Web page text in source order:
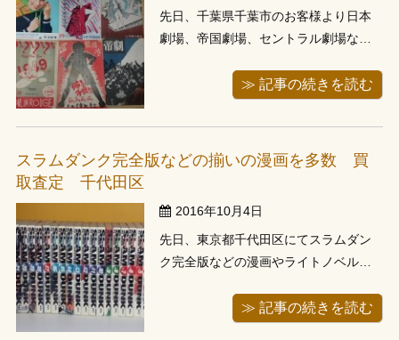
先日、千葉県千葉市のお客様より日本
劇場、帝国劇場、セントラル劇場など
配買取でお譲り頂きました。 先日、お
フレットについてのお問い合わせを頂
きました。 何でも、ご祖父様のファイ
ルが２冊出てきて、中身を確認してみ
≫ 記事の続きを読む
スラムダンク完全版などの揃いの漫画を多数 買
取査定 千代田区
2016年10月4日
先日、東京都千代田区にてスラムダン
ク完全版などの漫画やライトノベルな
田の古書店が有名で、私も毎週神田の
≫ 記事の続きを読む